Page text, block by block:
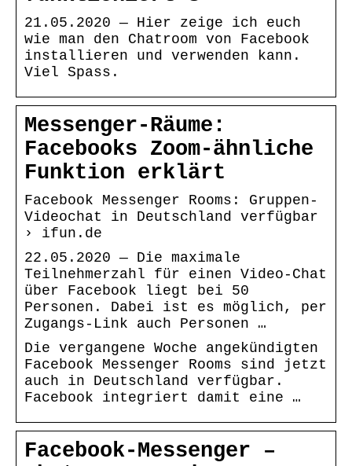
21.05.2020 — Hier zeige ich euch
wie man den Chatroom von Facebook
installieren und verwenden kann.
Viel Spass.
Messenger-Räume:
Facebooks Zoom-ähnliche
Funktion erklärt
Facebook Messenger Rooms: Gruppen-
Videochat in Deutschland verfügbar
› ifun.de
22.05.2020 — Die maximale
Teilnehmerzahl für einen Video-Chat
über Facebook liegt bei 50
Personen. Dabei ist es möglich, per
Zugangs-Link auch Personen …
Die vergangene Woche angekündigten
Facebook Messenger Rooms sind jetzt
auch in Deutschland verfügbar.
Facebook integriert damit eine …
Facebook-Messenger –